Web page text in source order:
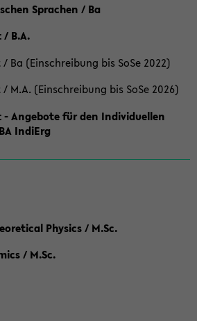
Sprachen / Ba
B.A.
(Einschreibung bis SoSe 2022)
(Einschreibung bis SoSe 2026)
Angebote für den Individuellen
IndiErg
Physics / M.Sc.
/ M.Sc.